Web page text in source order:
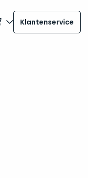
Klantenservice